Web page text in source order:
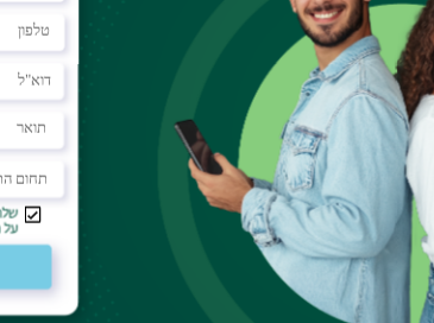
40 נ״ז בכל אחד מהם יש 12 נ״ז של קורסי ליבה, כולל קורסים פילוסופיים
מדיניות ותרבות מדעית, ויכולת להשתלב
מערכות חינוך, גופי מדיניות, ארגונים